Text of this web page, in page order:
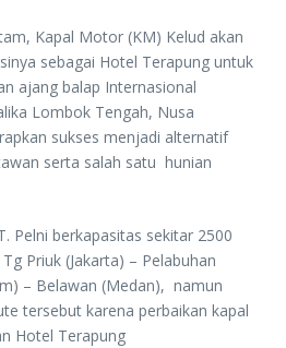
Kapal Motor (KM) Kelud akan
sebagai Hotel Terapung untuk
ajang balap Internasional
Lombok Tengah, Nusa
sukses menjadi alternatif
serta salah satu hunian
Pelni berkapasitas sekitar 2500
Priuk (Jakarta) – Pelabuhan
– Belawan (Medan), namun
tersebut karena perbaikan kapal
Hotel Terapung